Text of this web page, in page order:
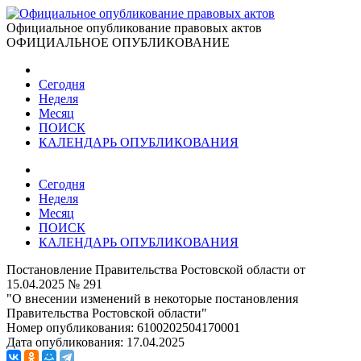
Официальное опубликование правовых актов
ОФИЦИАЛЬНОЕ ОПУБЛИКОВАНИЕ
Сегодня
Неделя
Месяц
ПОИСК
КАЛЕНДАРЬ ОПУБЛИКОВАНИЯ
Сегодня
Неделя
Месяц
ПОИСК
КАЛЕНДАРЬ ОПУБЛИКОВАНИЯ
Постановление Правительства Ростовской области от
15.04.2025 № 291
"О внесении изменений в некоторые постановления
Правительства Ростовской области"
Номер опубликования: 6100202504170001
Дата опубликования: 17.04.2025